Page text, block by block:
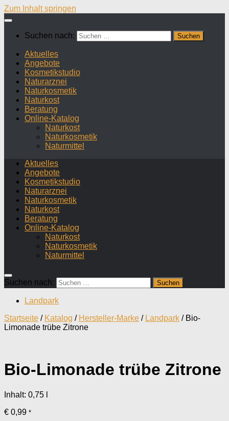
Zum Inhalt springen
Suchen nach:
Aktuelles
Angebote
Kosmetikstudio
Naturarznei
Naturkosmetik
Naturkost
Beratung
Online-Katalog
Naturkost
Naturkosmetik
Naturmittel
Aktuelles
Angebote
Kosmetikstudio
Naturarznei
Naturkosmetik
Naturkost
Beratung
Online-Katalog
Naturkost
Naturkosmetik
Naturmittel
Suchen nach:
Landpark
Startseite / Katalog / Hersteller-Marke / Landpark / Bio-
Limonade trübe Zitrone
Bio-Limonade trübe Zitrone
Inhalt: 0,75
€ 0,99 *